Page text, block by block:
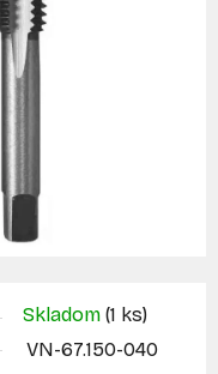
Skladom (1 ks)
VN-67.150-040